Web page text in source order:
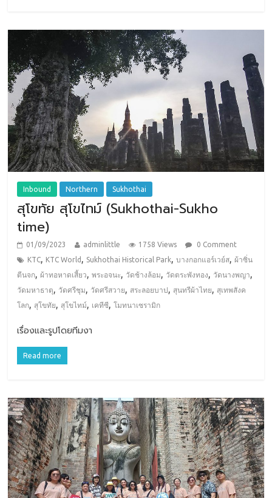
Inbound Northern Sukhothai
สุโขทัย สุโขไทม์ (Sukhothai-Sukho
time)
01/09/2023 adminlittle 1758 Views
0 Comment
KTC, KTC World , Sukhothai Historical Park,บางกอกแอร์เวย์ส,ผ้าซิ่น
ตีนจก,ผ้าทอหาดเสี้ยว,พระอจนะ, วัดช้างล้อม, วัดตระพังทอง, วัดนางพญา,
วัดมหาธาตุ, วัดศรีชุม, วัดศรีสวาย, สระลอยบาป , สุนทรีผ้าไทย, สุเทพสังค
โลก, สุโขทัย, สุโขไทม์, เคทีซี,โมทนาเซรามิก
เรื่องและรูปโดยทีมงา
Read more